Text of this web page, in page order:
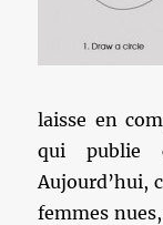
laisse en
qui publie
Aujourd’hui,
femmes